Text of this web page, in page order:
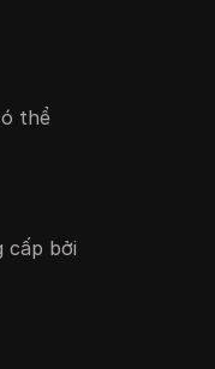
thể
cấp bởi